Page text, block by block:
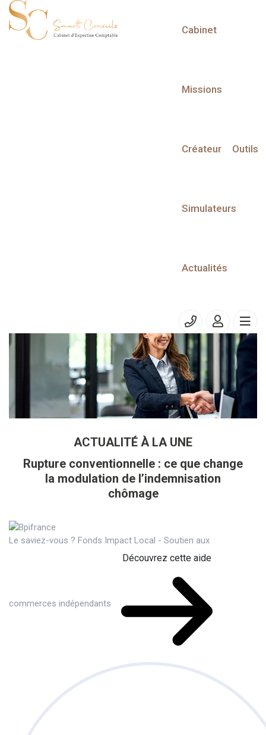
Cabinet
Missions
Créateur Outils
Simulateurs
Actualités
ACTUALITÉ À LA UNE
Rupture conventionnelle : ce que change
la modulation de l’indemnisation
chômage
Le saviez-vous ? Fonds Impact Local - Soutien aux
commerces indépendants
Découvrez cette aide